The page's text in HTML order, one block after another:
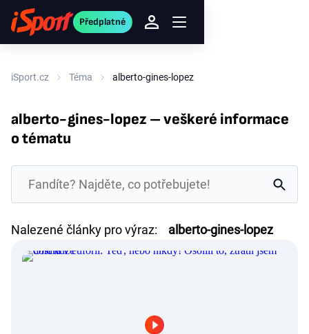
Předplatné
iSport.cz Téma alberto-gines-lopez
alberto-gines-lopez – veškeré informace
o tématu
Nalezené články pro výraz: alberto-gines-lopez